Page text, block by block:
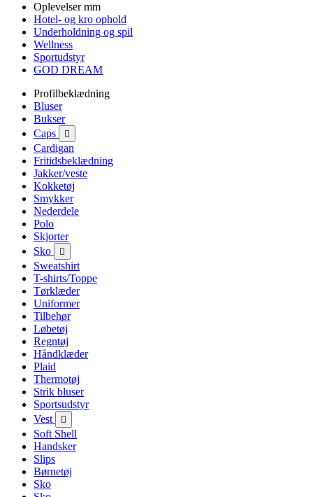
Oplevelser mm
Hotel- og kro ophold
Underholdning og spil
Wellness
Sportudstyr
GOD DREAM
Profilbeklædning
Bluser
Bukser
Caps

Cardigan
Fritidsbeklædning
Jakker/veste
Kokketøj
Smykker
Nederdele
Polo
Skjorter
Sko

Sweatshirt
T-shirts/Toppe
Tørklæder
Uniformer
Tilbehør
Løbetøj
Regntøj
Håndklæder
Plaid
Thermotøj
Strik bluser
Sportsudstyr
Vest

Soft Shell
Handsker
Slips
Børnetøj
Sko